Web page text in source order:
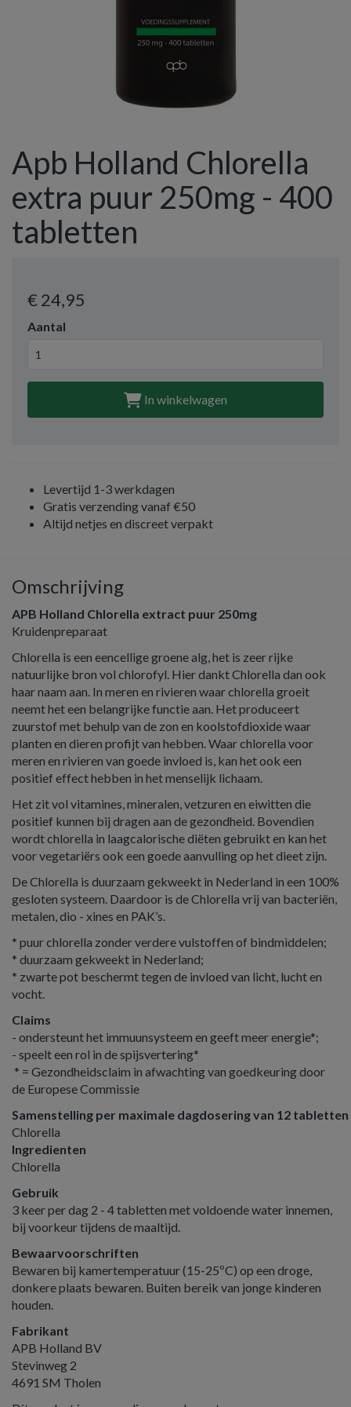
Apb Holland Chlorella
extra puur 250mg - 400
tabletten
€ 24,95
Aantal
In winkelwagen
Levertijd 1-3 werkdagen
Gratis verzending vanaf €50
Altijd netjes en discreet verpakt
Omschrijving
APB Holland Chlorella extract puur 250mg
Kruidenpreparaat
Chlorella is een eencellige groene alg, het is zeer rijke
natuurlijke bron vol chlorofyl. Hier dankt Chlorella dan ook
haar naam aan. In meren en rivieren waar chlorella groeit
neemt het een belangrijke functie aan. Het produceert
zuurstof met behulp van de zon en koolstofdioxide waar
planten en dieren profijt van hebben. Waar chlorella voor
meren en rivieren van goede invloed is, kan het ook een
positief effect hebben in het menselijk lichaam.
Het zit vol vitamines, mineralen, vetzuren en eiwitten die
positief kunnen bij dragen aan de gezondheid. Bovendien
wordt chlorella in laagcalorische diëten gebruikt en kan het
voor vegetariërs ook een goede aanvulling op het dieet zijn.
De Chlorella is duurzaam gekweekt in Nederland in een 100%
gesloten systeem. Daardoor is de Chlorella vrij van bacteriën,
metalen, dio - xines en PAK’s.
* puur chlorella zonder verdere vulstoffen of bindmiddelen;
* duurzaam gekweekt in Nederland;
* zwarte pot beschermt tegen de invloed van licht, lucht en
vocht.
Claims
- ondersteunt het immuunsysteem en geeft meer energie*;
- speelt een rol in de spijsvertering*
* = Gezondheidsclaim in afwachting van goedkeuring door
de Europese Commissie
Samenstelling per maximale dagdosering van 12 tabletten
Chlorella
Ingredienten
Chlorella
Gebruik
3 keer per dag 2 - 4 tabletten met voldoende water innemen,
bij voorkeur tijdens de maaltijd.
Bewaarvoorschriften
Bewaren bij kamertemperatuur (15-25ºC) op een droge,
donkere plaats bewaren. Buiten bereik van jonge kinderen
houden.
Fabrikant
APB Holland BV
Stevinweg 2
4691 SM Tholen